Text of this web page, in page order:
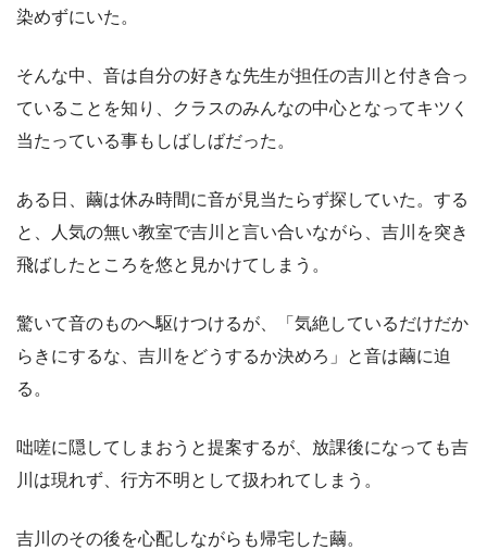
染めずにいた。
そんな中、音は自分の好きな先生が担任の吉川と付き合っ
ていることを知り、クラスのみんなの中心となってキツく
当たっている事もしばしばだった。
ある日、繭は休み時間に音が見当たらず探していた。する
と、人気の無い教室で吉川と言い合いながら、吉川を突き
飛ばしたところを悠と見かけてしまう。
驚いて音のものへ駆けつけるが、「気絶しているだけだか
らきにするな、吉川をどうするか決めろ」と音は繭に迫
る。
咄嗟に隠してしまおうと提案するが、放課後になっても吉
川は現れず、行方不明として扱われてしまう。
吉川のその後を心配しながらも帰宅した繭。